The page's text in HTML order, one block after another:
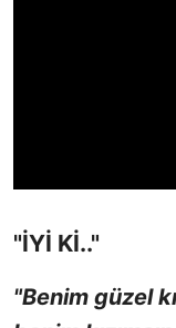
"İYİ Kİ.."
"Benim güzel